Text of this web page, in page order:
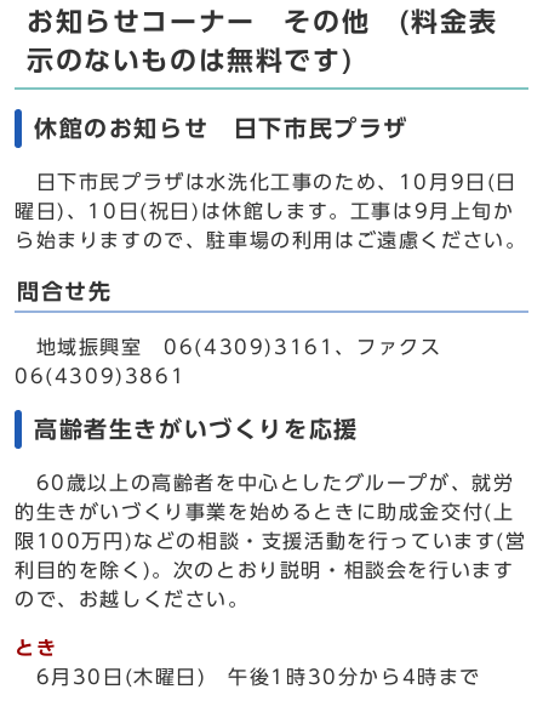
お知らせコーナー その他 (料金表
示のないものは無料です)
休館のお知らせ 日下市民プラザ
日下市民プラザは水洗化工事のため、10月9日(日
曜日)、10日(祝日)は休館します。工事は9月上旬か
ら始まりますので、駐車場の利用はご遠慮ください。
問合せ先
地域振興室 06(4309)3161、ファクス
06(4309)3861
高齢者生きがいづくりを応援
60歳以上の高齢者を中心としたグループが、就労
的生きがいづくり事業を始めるときに助成金交付(上
限100万円)などの相談・支援活動を行っています(営
利目的を除く)。次のとおり説明・相談会を行います
ので、お越しください。
とき
6月30日(木曜日) 午後1時30分から4時まで